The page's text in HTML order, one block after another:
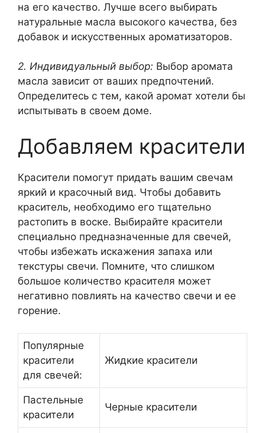
на его качество. Лучше всего выбирать
натуральные масла высокого качества, без
добавок и искусственных ароматизаторов.
2. Индивидуальный выбор: Выбор аромата
масла зависит от ваших предпочтений.
Определитесь с тем, какой аромат хотели бы
испытывать в своем доме.
Добавляем красители
Красители помогут придать вашим свечам
яркий и красочный вид. Чтобы добавить
краситель, необходимо его тщательно
растопить в воске. Выбирайте красители
специально предназначенные для свечей,
чтобы избежать искажения запаха или
текстуры свечи. Помните, что слишком
большое количество красителя может
негативно повлиять на качество свечи и ее
горение.
Популярные
красители
для свечей:
Жидкие красители
Пастельные
красители
Черные красители